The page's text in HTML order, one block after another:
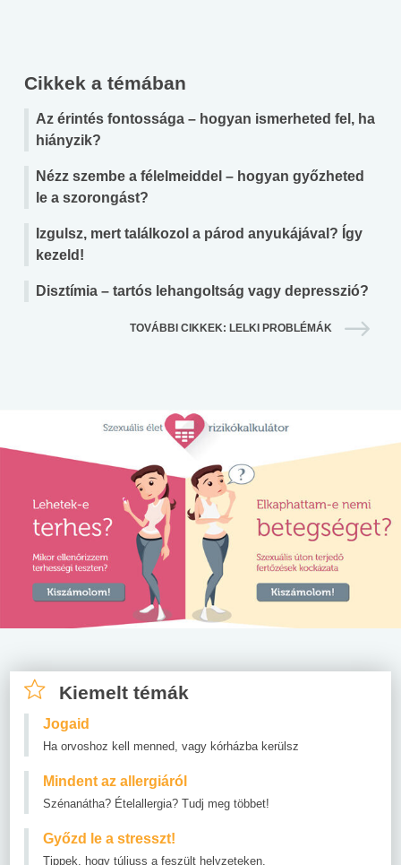
Cikkek a témában
Az érintés fontossága – hogyan ismerheted fel, ha
hiányzik?
Nézz szembe a félelmeiddel – hogyan győzheted
le a szorongást?
Izgulsz, mert találkozol a párod anyukájával? Így
kezeld!
Disztímia – tartós lehangoltság vagy depresszió?
TOVÁBBI CIKKEK: LELKI PROBLÉMÁK
Kiemelt témák
Jogaid
Ha orvoshoz kell menned, vagy kórházba kerülsz
Mindent az allergiáról
Szénanátha? Ételallergia? Tudj meg többet!
Győzd le a stresszt!
Tippek, hogy túljuss a feszült helyzeteken.